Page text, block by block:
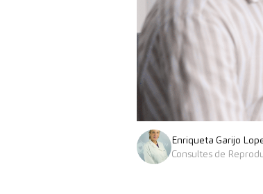
Enriqueta Garijo
Consultes de